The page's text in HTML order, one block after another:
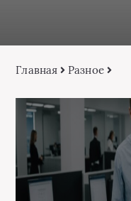
Главная Разное